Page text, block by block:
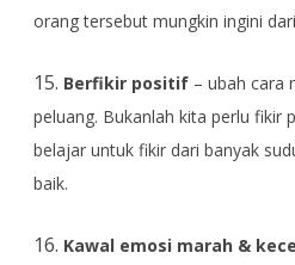
orang tersebut mungkin ingini
15. Berfikir positif – ubah cara
peluang. Bukanlah kita perlu fikir
belajar untuk fikir dari banyak
baik.
16. Kawal emosi marah &